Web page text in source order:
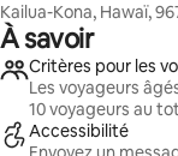
Kailua-Kona, Hawaï,
À savoir
Critères pour les
Les voyageurs
10 voyageurs au
Accessibilité